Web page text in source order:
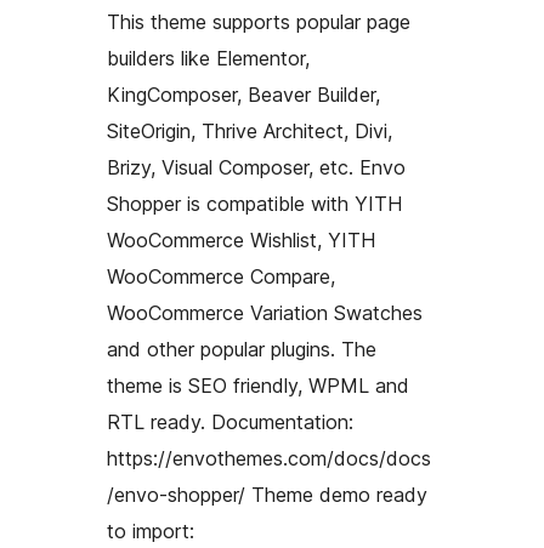
This theme supports popular page
builders like Elementor,
KingComposer, Beaver Builder,
SiteOrigin, Thrive Architect, Divi,
Brizy, Visual Composer, etc. Envo
Shopper is compatible with YITH
WooCommerce Wishlist, YITH
WooCommerce Compare,
WooCommerce Variation Swatches
and other popular plugins. The
theme is SEO friendly, WPML and
RTL ready. Documentation:
https://envothemes.com/docs/docs
/envo-shopper/ Theme demo ready
to import: